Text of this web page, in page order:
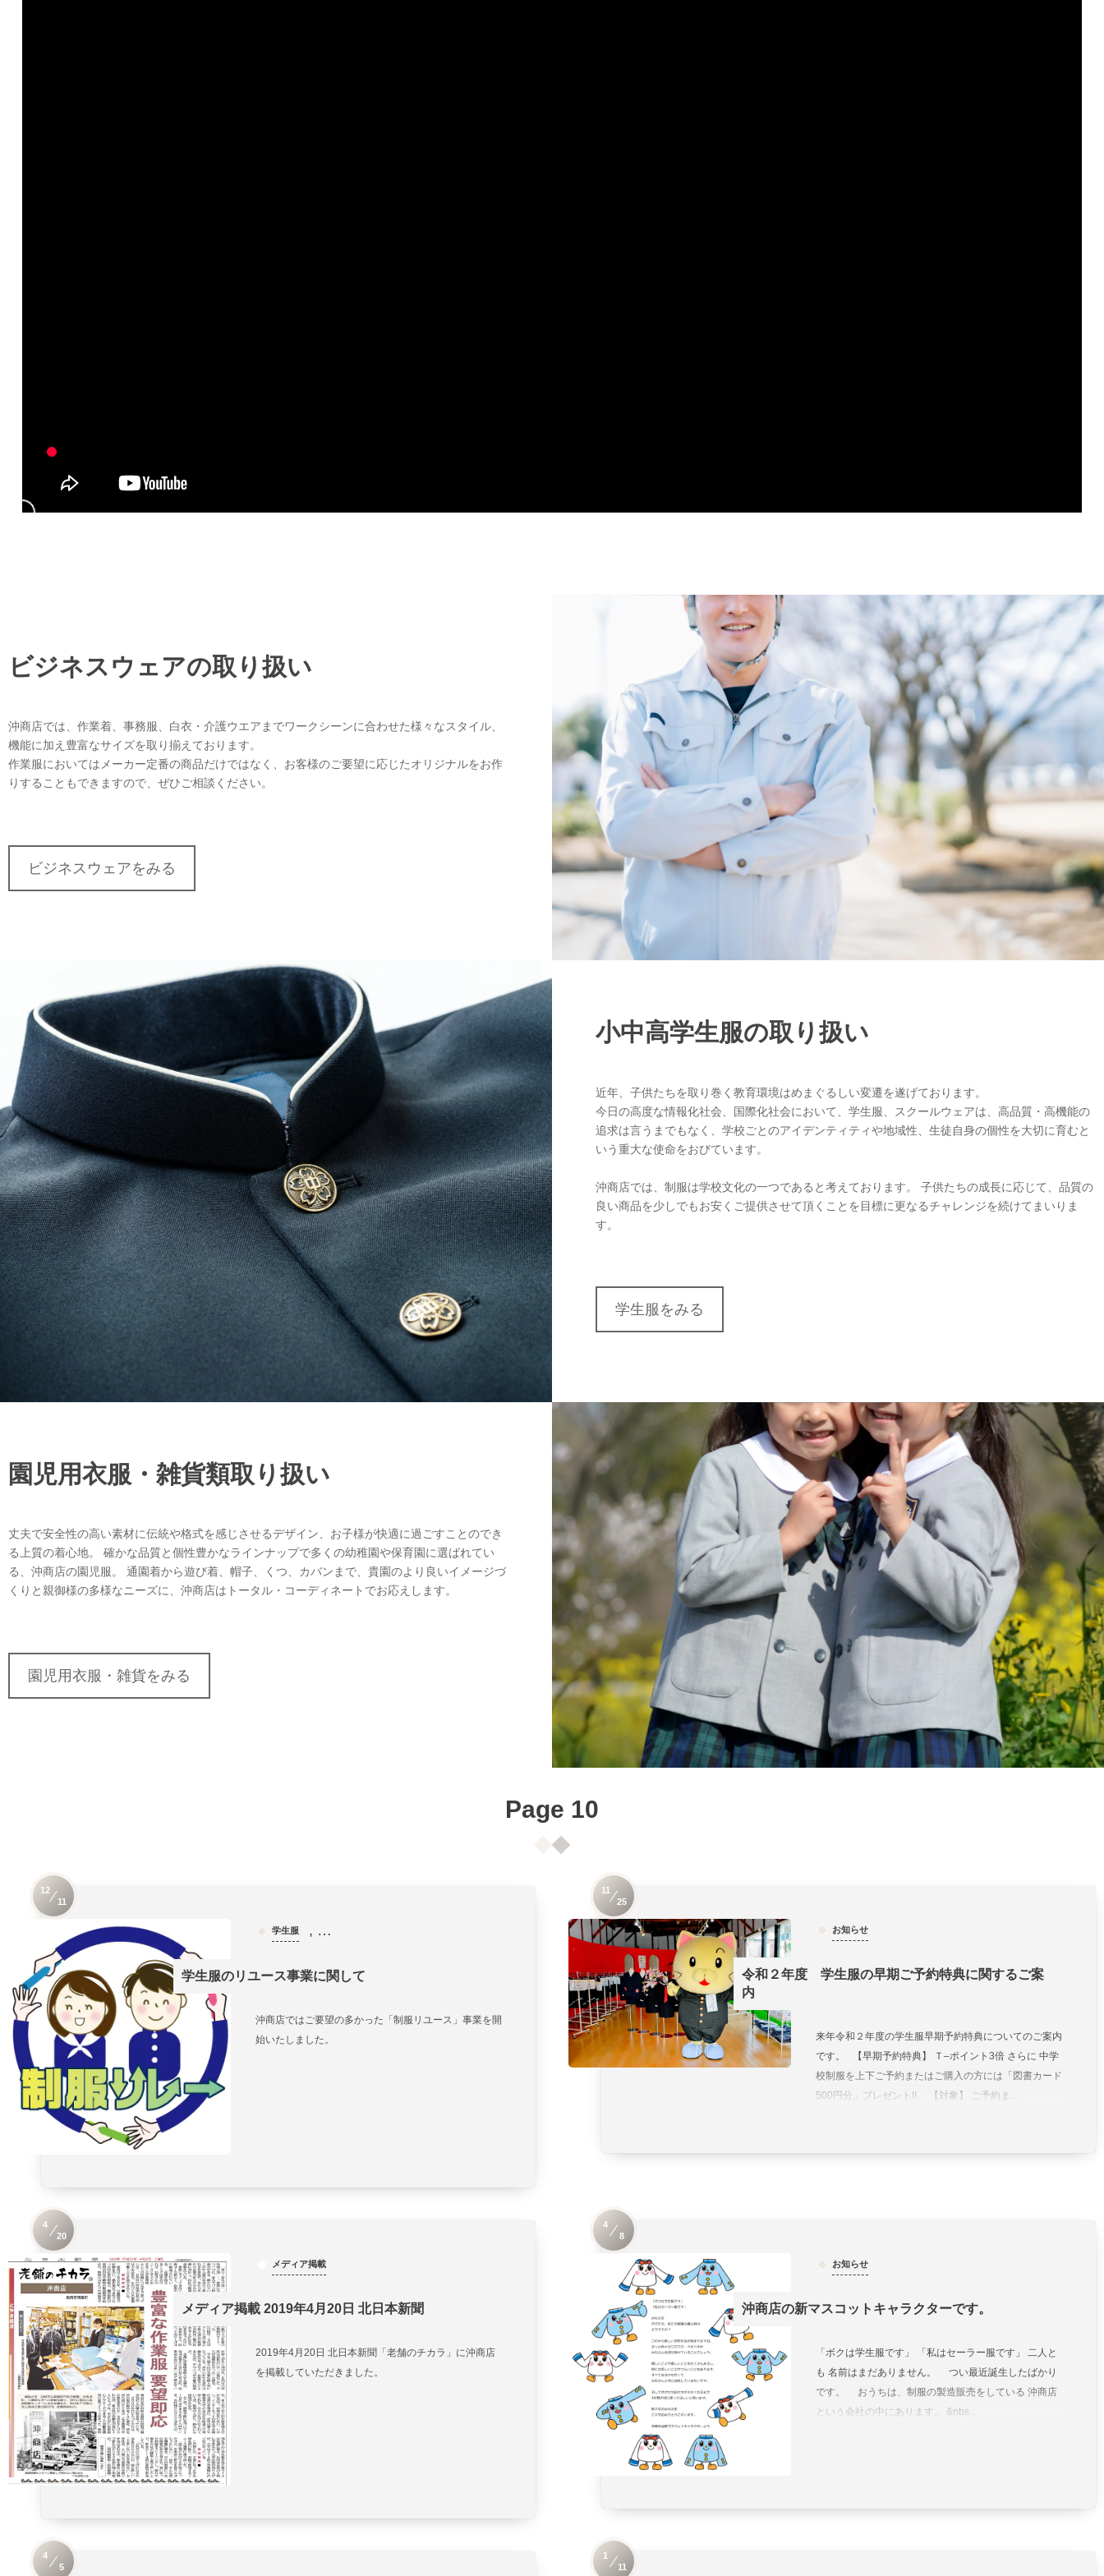
ビジネスウェアの取り扱い
沖商店では、作業着、事務服、白衣・介護ウエアまでワークシーンに合わせた様々なスタイル、
機能に加え豊富なサイズを取り揃えております。
作業服においてはメーカー定番の商品だけではなく、お客様のご要望に応じたオリジナルをお作
りすることもできますので、ぜひご相談ください。
ビジネスウェアをみる
小中高学生服の取り扱い
近年、子供たちを取り巻く教育環境はめまぐるしい変遷を遂げております。
今日の高度な情報化社会、国際化社会において、学生服、スクールウェアは、高品質・高機能の
追求は言うまでもなく、学校ごとのアイデンティティや地域性、生徒自身の個性を大切に育むと
いう重大な使命をおびています。
沖商店では、制服は学校文化の一つであると考えております。 子供たちの成長に応じて、品質の
良い商品を少しでもお安くご提供させて頂くことを目標に更なるチャレンジを続けてまいりま
す。
学生服をみる
園児用衣服・雑貨類取り扱い
丈夫で安全性の高い素材に伝統や格式を感じさせるデザイン、お子様が快適に過ごすことのでき
る上質の着心地。 確かな品質と個性豊かなラインナップで多くの幼稚園や保育園に選ばれてい
る、沖商店の園児服。 通園着から遊び着、帽子、くつ、カバンまで、貴園のより良いイメージづ
くりと親御様の多様なニーズに、沖商店はトータル・コーディネートでお応えします。
園児用衣服・雑貨をみる
Page 10
学生服 , …
学生服のリユース事業に関して
沖商店ではご要望の多かった「制服リユース」事業を開
始いたしました。
12
11
お知らせ
令和２年度 学生服の早期ご予約特典に関するご案
内
来年令和２年度の学生服早期予約特典についてのご案内
です。 【早期予約特典】 Ｔ–ポイント3倍 さらに 中学
校制服を上下ご予約またはご購入の方には「図書カード
500円分」プレゼント!! 【対象】 ご予約ま...
11
25
メディア掲載
メディア掲載 2019年4月20日 北日本新聞
2019年4月20日 北日本新聞「老舗のチカラ」に沖商店
を掲載していただきました。
4
20
お知らせ
沖商店の新マスコットキャラクターです。
「ボクは学生服です」 「私はセーラー服です」 二人と
も 名前はまだありません。 つい最近誕生したばかり
です。 おうちは、制服の製造販売をしている 沖商店
という会社の中にあります。 &nbs...
4
8
4
5
1
11